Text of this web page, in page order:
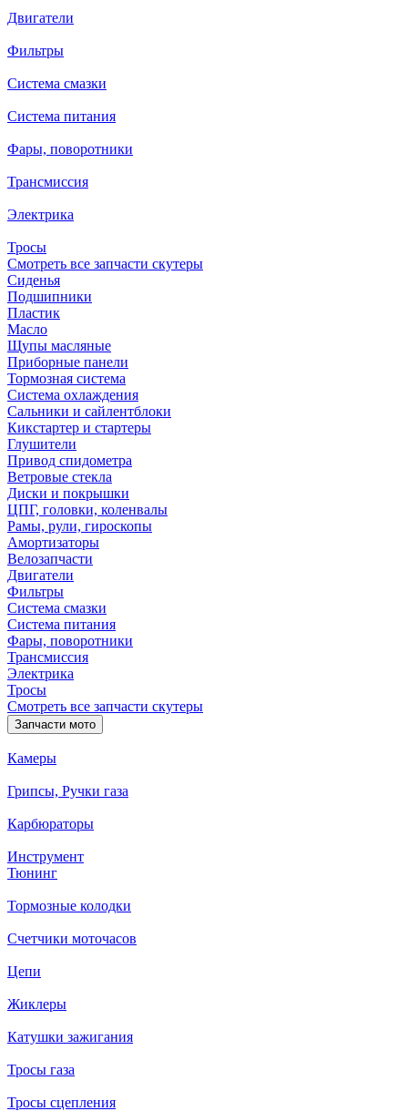
Двигатели
Фильтры
Система смазки
Система питания
Фары, поворотники
Трансмиссия
Электрика
Тросы
Смотреть все запчасти скутеры
Сиденья
Подшипники
Пластик
Масло
Щупы масляные
Приборные панели
Тормозная система
Система охлаждения
Сальники и сайлентблоки
Кикстартер и стартеры
Глушители
Привод спидометра
Ветровые стекла
Диски и покрышки
ЦПГ, головки, коленвалы
Рамы, рули, гироскопы
Амортизаторы
Велозапчасти
Двигатели
Фильтры
Система смазки
Система питания
Фары, поворотники
Трансмиссия
Электрика
Тросы
Смотреть все запчасти скутеры
Запчасти мото
Камеры
Грипсы, Ручки газа
Карбюраторы
Инструмент
Тюнинг
Тормозные колодки
Счетчики моточасов
Цепи
Жиклеры
Катушки зажигания
Тросы газа
Тросы сцепления